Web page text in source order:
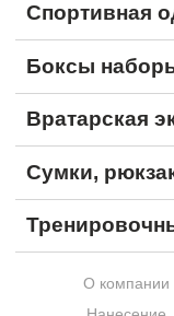
Спортивная
Боксы
Вратарская
Сумки,
О компании